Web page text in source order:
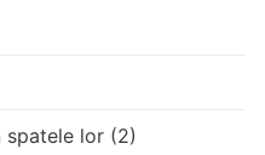
spatele lor (2)